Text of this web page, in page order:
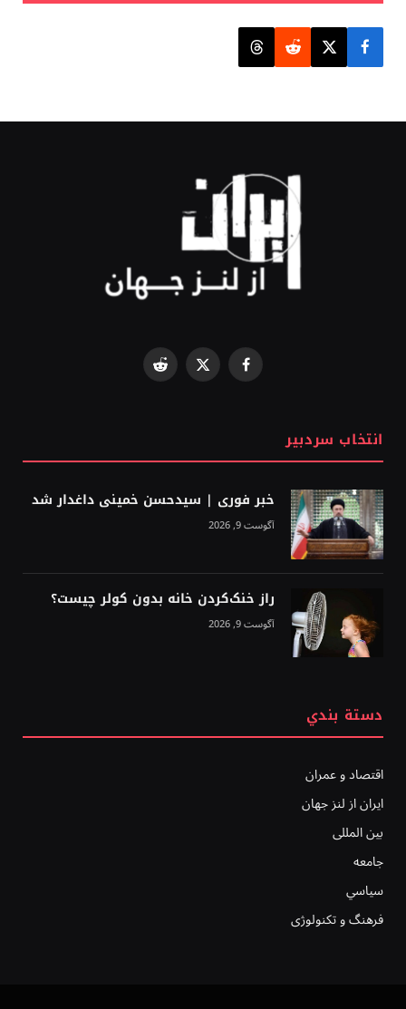
Facebook
X
Reddit
انتخاب سردبیر
خبر فوری | سیدحسن خمینی داغدار شد
آگوست 9, 2026
راز خنک‌کردن خانه بدون کولر چیست؟
آگوست 9, 2026
دستة بندي
اقتصاد و عمران
ایران از لنز جهان
بين المللى
جامعه
سياسي
فرهنگ و تکنولوژی